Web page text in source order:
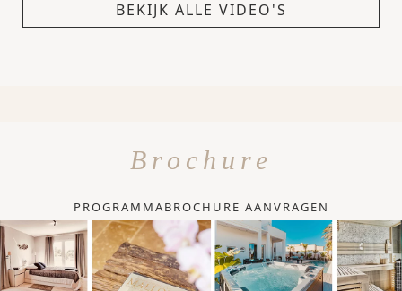
BEKIJK ALLE VIDEO'S
Brochure
PROGRAMMABROCHURE AANVRAGEN